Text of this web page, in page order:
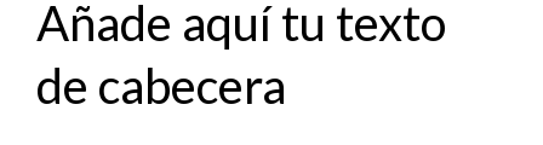
Añade aquí tu texto
de cabecera